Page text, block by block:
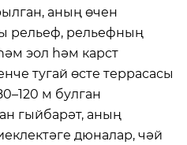
аның өчен
рельеф, рельефның
эол һәм карст
тугай өсте террасасы
м булган
гыйбарәт, аның
дюналар, чәй